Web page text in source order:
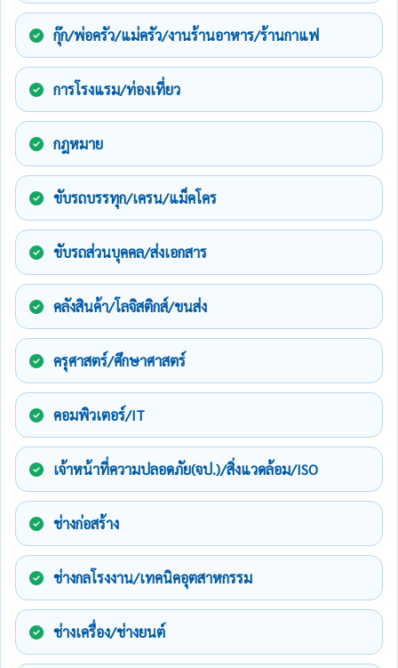
กุ๊ก/พ่อครัว/แม่ครัว/งานร้านอาหาร/ร้านกาแฟ
การโรงแรม/ท่องเที่ยว
กฎหมาย
ขับรถบรรทุก/เครน/แม็คโคร
ขับรถส่วนบุคคล/ส่งเอกสาร
คลังสินค้า/โลจิสติกส์/ขนส่ง
ครุศาสตร์/ศึกษาศาสตร์
คอมพิวเตอร์/IT
เจ้าหน้าที่ความปลอดภัย(จป.)/สิ่งแวดล้อม/ISO
ช่างก่อสร้าง
ช่างกลโรงงาน/เทคนิคอุตสาหกรรม
ช่างเครื่อง/ช่างยนต์